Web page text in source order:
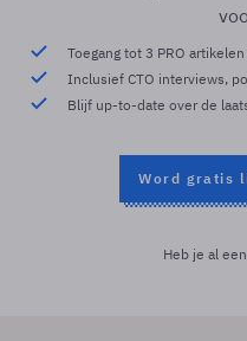
Toegang tot 3 PRO
Inclusief CTO interviews,
Blijf up-to-date over de
Word gratis
Heb je al